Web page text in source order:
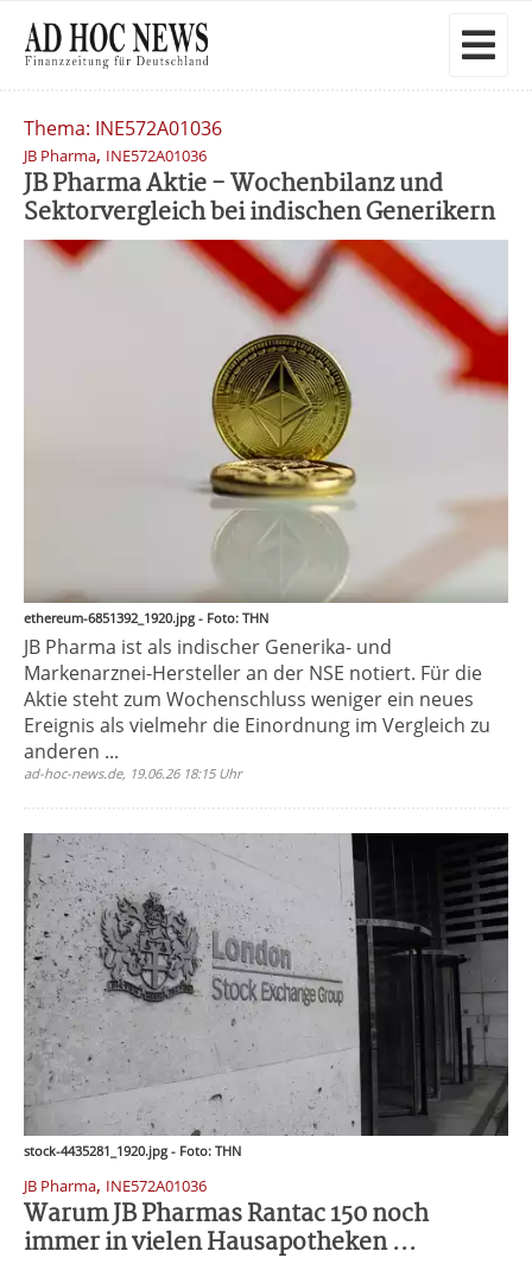
Thema: INE572A01036
JB Pharma, INE572A01036
JB Pharma Aktie - Wochenbilanz und
Sektorvergleich bei indischen Generikern
ethereum-6851392_1920.jpg - Foto: THN
JB Pharma ist als indischer Generika- und
Markenarznei-Hersteller an der NSE notiert. Für die
Aktie steht zum Wochenschluss weniger ein neues
Ereignis als vielmehr die Einordnung im Vergleich zu
anderen ...
ad-hoc-news.de, 19.06.26 18:15 Uhr
stock-4435281_1920.jpg - Foto: THN
JB Pharma, INE572A01036
Warum JB Pharmas Rantac 150 noch
immer in vielen Hausapotheken ...